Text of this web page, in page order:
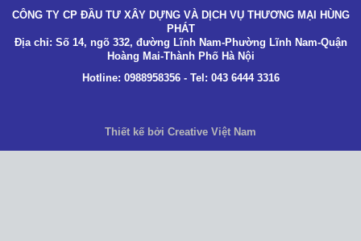
CÔNG TY CP ĐẦU TƯ XÂY DỰNG VÀ DỊCH VỤ THƯƠNG MẠI HÙNG
PHÁT
Địa chỉ: Số 14, ngõ 332, đường Lĩnh Nam-Phường Lĩnh Nam-Quận
Hoàng Mai-Thành Phố Hà Nội
Hotline: 0988958356 - Tel: 043 6444 3316
Thiết kế bởi Creative Việt Nam